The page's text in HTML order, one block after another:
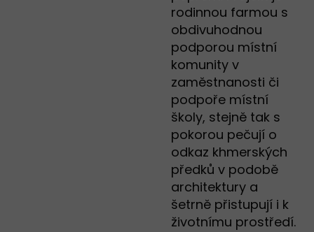
rodinnou farmou s
obdivuhodnou
podporou místní
komunity v
zaměstnanosti či
podpoře místní
školy, stejně tak s
pokorou pečují o
odkaz khmerských
předků v podobě
architektury a
šetrně přistupují i k
životnímu prostředí.